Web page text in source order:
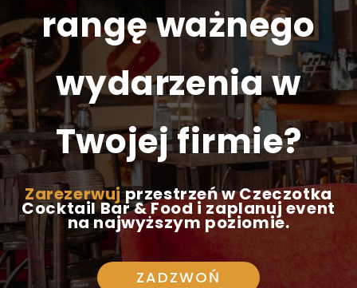
rangę ważnego
wydarzenia w
Twojej firmie?
Zarezerwujprzestrzeń w Czeczotka
Cocktail Bar & Food i zaplanuj event
na najwyższym poziomie.
ZADZWOŃ